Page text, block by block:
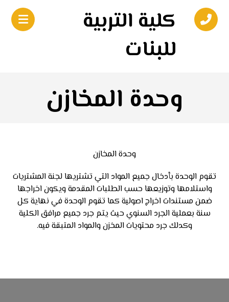
كلية التربية
للبنات
وحدة المخازن
وحدة المخازن
تقوم الوحدة بأدخال جميع المواد التي تشتريها لجنة المشتريات
واستلامها وتوزيعها حسب الطلبات المقدمة ويكون اخراجها
ضمن مستندات اخراج اصولية كما تقوم الوحدة في نهاية كل
سنة بعملية الجرد السنوي حيث يتم جرد جميع مرافق الكلية
وكدلك جرد محتويات المخزن والمواد المتبقة فيه.